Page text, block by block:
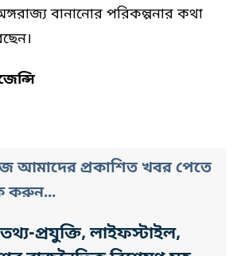
বানানোর পরিকল্পনার কথা
আমাদের প্রকাশিত খবর পেতে
করুন...
প্রযুক্তি, লাইফস্টাইল,